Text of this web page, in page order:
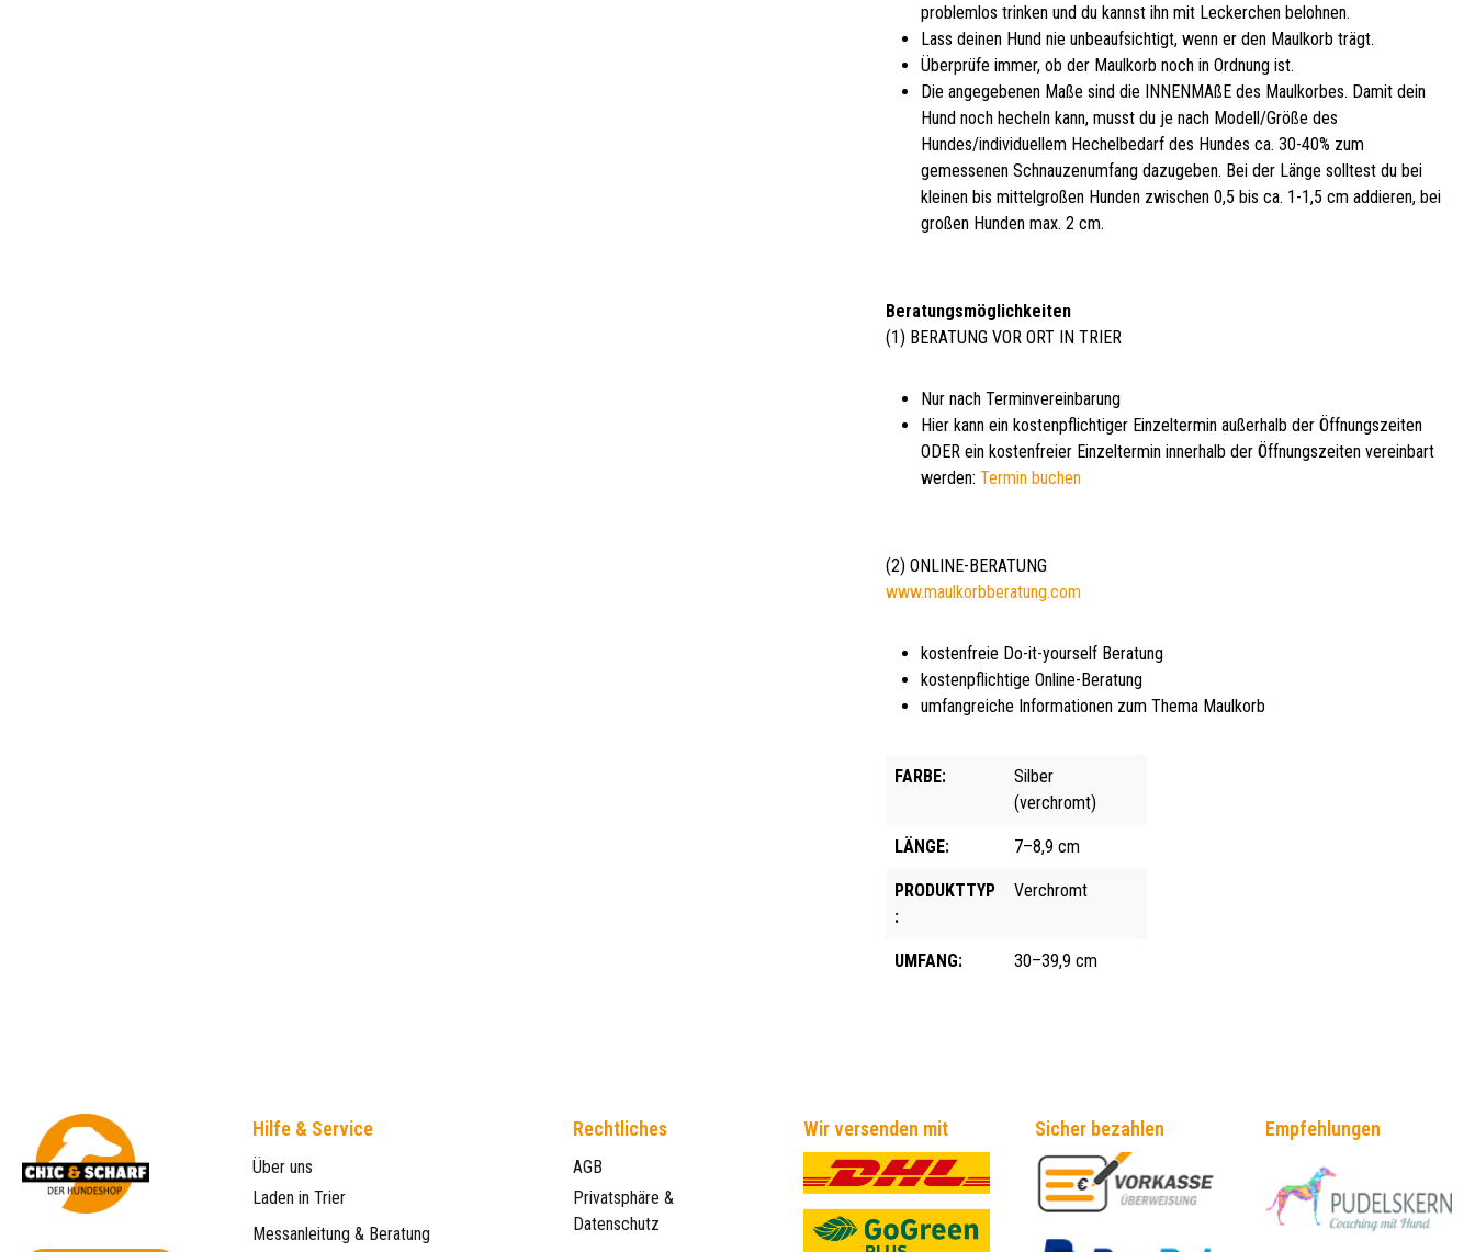
problemlos trinken und du kannst ihn mit Leckerchen belohnen.
Lass deinen Hund nie unbeaufsichtigt, wenn er den Maulkorb trägt.
Überprüfe immer, ob der Maulkorb noch in Ordnung ist.
Die angegebenen Maße sind die INNENMAßE des Maulkorbes. Damit dein
Hund noch hecheln kann, musst du je nach Modell/Größe des
Hundes/individuellem Hechelbedarf des Hundes ca. 30-40% zum
gemessenen Schnauzenumfang dazugeben. Bei der Länge solltest du bei
kleinen bis mittelgroßen Hunden zwischen 0,5 bis ca. 1-1,5 cm addieren, bei
großen Hunden max. 2 cm.
Beratungsmöglichkeiten
(1) BERATUNG VOR ORT IN TRIER
Nur nach Terminvereinbarung
Hier kann ein kostenpflichtiger Einzeltermin außerhalb der Öffnungszeiten
ODER ein kostenfreier Einzeltermin innerhalb der Öffnungszeiten vereinbart
werden:Termin buchen
(2) ONLINE-BERATUNG
www.maulkorbberatung.com
kostenfreie Do-it-yourself Beratung
kostenpflichtige Online-Beratung
umfangreiche Informationen zum Thema Maulkorb
FARBE:
Silber
(verchromt)
LÄNGE: 7–8,9 cm
PRODUKTTYP
:
Verchromt
UMFANG: 30–39,9 cm
Hilfe & Service
Über uns
Laden in Trier
Messanleitung & Beratung
Rechtliches
AGB
Privatsphäre &
Datenschutz
Wir versenden mit Sicher bezahlen Empfehlungen